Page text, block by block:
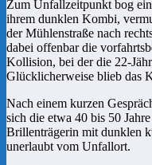
Zum Unfallzeitpunkt bog
ihrem dunklen Kombi,
der Mühlenstraße nach
dabei offenbar die
Kollision, bei der die 22-
Glücklicherweise blieb das
Nach einem kurzen
sich die etwa 40 bis 50
Brillenträgerin mit dunklen
unerlaubt vom Unfallort.